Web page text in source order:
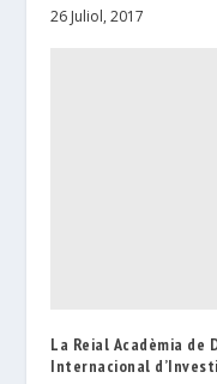
26 Juliol, 2017
La Reial Acadèmia de
Internacional